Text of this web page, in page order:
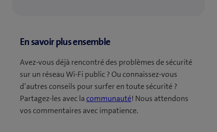
En savoir plus ensemble
Avez-vous déjà rencontré des problèmes de sécurité
sur un réseau Wi-Fi public ? Ou connaissez-vous
d’autres conseils pour surfer en toute sécurité ?
Partagez-les avec lacommunauté! Nous attendons
vos commentaires avec impatience.